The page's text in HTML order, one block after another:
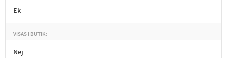
Ek
VISAS I BUTIK
Nej